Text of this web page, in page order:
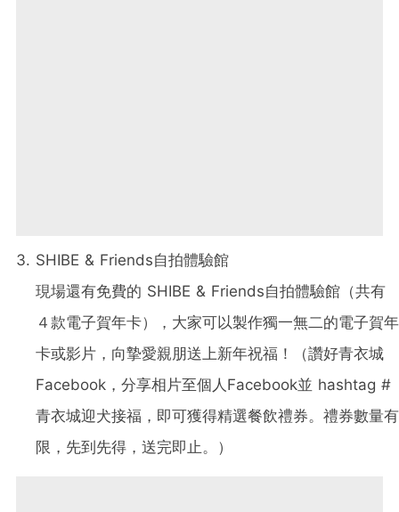
SHIBE & Friends自拍體驗館
現場還有免費的 SHIBE & Friends自拍體驗館（共有
４款電子賀年卡），大家可以製作獨一無二的電子賀年
卡或影片，向摯愛親朋送上新年祝福！（讚好青衣城
Facebook，分享相片至個人Facebook並 hashtag #
青衣城迎犬接福，即可獲得精選餐飲禮券。禮券數量有
限，先到先得，送完即止。）